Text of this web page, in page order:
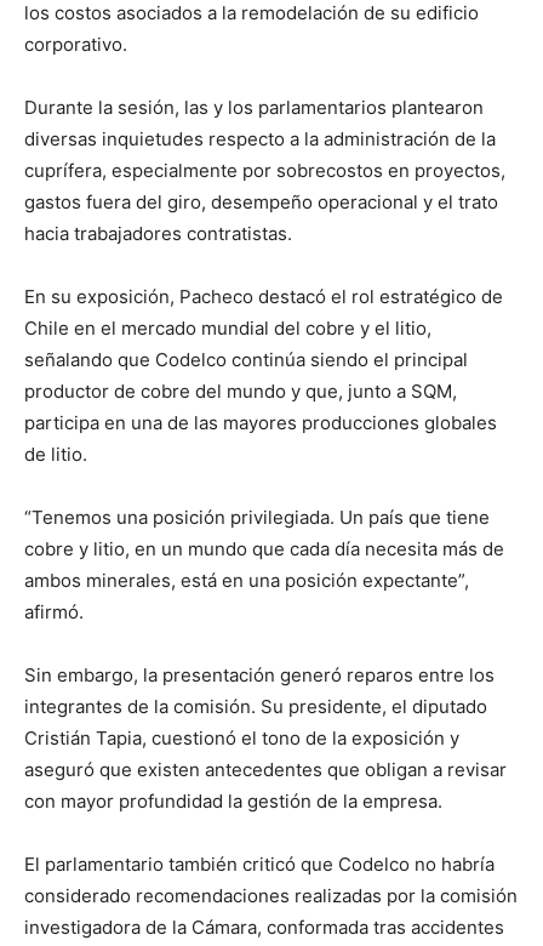
los costos asociados a la remodelación de su edificio
corporativo.
Durante la sesión, las y los parlamentarios plantearon
diversas inquietudes respecto a la administración de la
cuprífera, especialmente por sobrecostos en proyectos,
gastos fuera del giro, desempeño operacional y el trato
hacia trabajadores contratistas.
En su exposición, Pacheco destacó el rol estratégico de
Chile en el mercado mundial del cobre y el litio,
señalando que Codelco continúa siendo el principal
productor de cobre del mundo y que, junto a SQM,
participa en una de las mayores producciones globales
de litio.
“Tenemos una posición privilegiada. Un país que tiene
cobre y litio, en un mundo que cada día necesita más de
ambos minerales, está en una posición expectante”,
afirmó.
Sin embargo, la presentación generó reparos entre los
integrantes de la comisión. Su presidente, el diputado
Cristián Tapia, cuestionó el tono de la exposición y
aseguró que existen antecedentes que obligan a revisar
con mayor profundidad la gestión de la empresa.
El parlamentario también criticó que Codelco no habría
considerado recomendaciones realizadas por la comisión
investigadora de la Cámara, conformada tras accidentes